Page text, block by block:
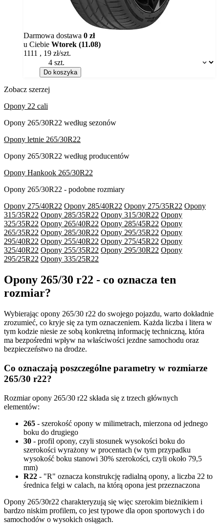
Dostępność:
Darmowa dostawa 0 zł
u Ciebie Wtorek (11.08)
1111 , 19 zł/szt.
Do koszyka
Zobacz szerzej
Opony 22 cali
Opony 265/30R22 według sezonów
Opony letnie 265/30R22
Opony 265/30R22 według producentów
Opony Hankook 265/30R22
Opony 265/30R22 - podobne rozmiary
Opony 275/40R22 Opony 285/40R22 Opony 275/35R22 Opony
315/35R22 Opony 285/35R22 Opony 315/30R22 Opony
325/35R22 Opony 265/40R22 Opony 285/45R22 Opony
265/35R22 Opony 285/30R22 Opony 295/35R22 Opony
295/40R22 Opony 255/40R22 Opony 275/45R22 Opony
325/40R22 Opony 255/35R22 Opony 295/30R22 Opony
295/25R22 Opony 335/25R22
Opony 265/30 r22 - co oznacza ten
rozmiar?
Wybierając opony 265/30 r22 do swojego pojazdu, warto dokładnie
zrozumieć, co kryje się za tym oznaczeniem. Każda liczba i litera w
tym kodzie niesie ze sobą konkretną informację techniczną, która
ma bezpośredni wpływ na właściwości jezdne samochodu oraz
bezpieczeństwo na drodze.
Co oznaczają poszczególne parametry w rozmiarze
265/30 r22?
Rozmiar opony 265/30 r22 składa się z trzech głównych
elementów:
265 - szerokość opony w milimetrach, mierzona od jednego
boku do drugiego
30 - profil opony, czyli stosunek wysokości boku do
szerokości wyrażony w procentach (w tym przypadku
wysokość boku stanowi 30% szerokości, czyli około 79,5
mm)
R22 - "R" oznacza konstrukcję radialną opony, a liczba 22 to
średnica felgi w calach, na którą opona jest przeznaczona
Opony 265/30r22 charakteryzują się więc szerokim bieżnikiem i
bardzo niskim profilem, co jest typowe dla opon sportowych i do
samochodów o wysokich osiągach.